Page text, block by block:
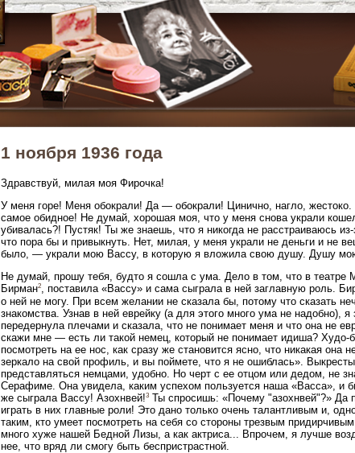
1 ноября 1936 года
Здравствуй, милая моя Фирочка!
У меня горе! Меня обокрали! Да — обокрали! Цинично, нагло, жестоко.
самое обидное! Не думай, хорошая моя, что у меня снова украли
убивалась?! Пустяк! Ты же знаешь, что я никогда не расстраиваюсь
что пора бы и привыкнуть. Нет, милая, у меня украли не деньги и не
было, — украли мою Вассу, в которую я вложила свою душу. Душу
Не думай, прошу тебя, будто я сошла с ума. Дело в том, что в
Бирман2, поставила «Вассу» и сама сыграла в ней заглавную роль.
о ней не могу. При всем желании не сказала бы, потому что сказать
знакомства. Узнав в ней еврейку (а для этого много ума не надобно),
передернула плечами и сказала, что не понимает меня и что она не
скажи мне — есть ли такой немец, который не понимает идиша? Худо-
посмотреть на ее нос, как сразу же становится ясно, что никакая она
зеркало на свой профиль, и вы поймете, что я не ошиблась».
представляться немцами, удобно. Но черт с ее отцом или дедом, не
Серафиме. Она увидела, каким успехом пользуется наша «Васса», и
же сыграла Вассу! Азохнвей!3 Ты спросишь: «Почему "азохнвей"?» Да
играть в них главные роли! Это дано только очень талантливым и,
таким, кто умеет посмотреть на себя со стороны трезвым
много хуже нашей Бедной Лизы, а как актриса... Впрочем, я лучше
нее, что вряд ли смогу быть беспристрастной.